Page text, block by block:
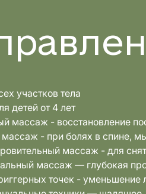
участков тела
детей от 4 лет
массаж - восстановление
- при болях в спине,
массаж - для
массаж — глубокая
точек - уменьшение